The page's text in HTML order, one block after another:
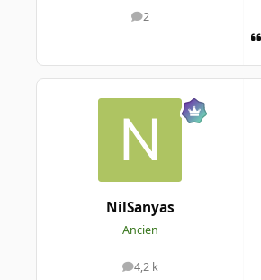
2
messages
NilSanyas
Ancien
4,2 k
messages